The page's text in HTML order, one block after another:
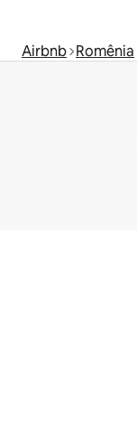
Airbnb Romênia